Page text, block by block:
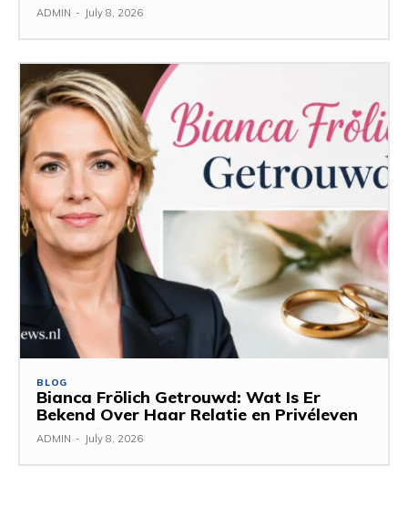
ADMIN - July 8, 2026
BLOG
Bianca Frölich Getrouwd: Wat Is Er
Bekend Over Haar Relatie en Privéleven
ADMIN - July 8, 2026